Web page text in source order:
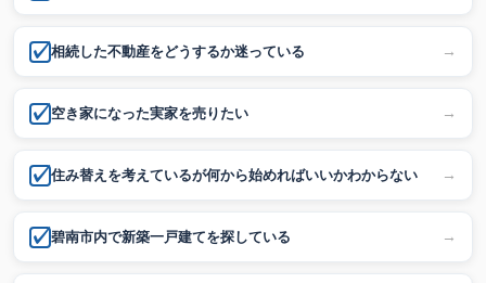
相続した不動産をどうするか迷っている →
空き家になった実家を売りたい →
住み替えを考えているが何から始めればいいかわからない →
碧南市内で新築一戸建てを探している →